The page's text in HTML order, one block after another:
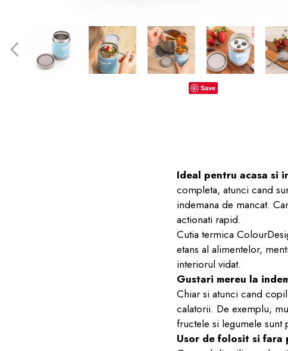
Produse îngrijire copii
Igiena copii
Save
Ideal pentru acasa si
completa, atunci cand
indemana de mancat.
actionati rapid.
Cutia termica
etans al alimentelor,
interiorul vidat.
Gustari mereu la
Chiar si atunci cand
calatorii. De exemplu,
fructele si legumele sunt
Usor de folosit si